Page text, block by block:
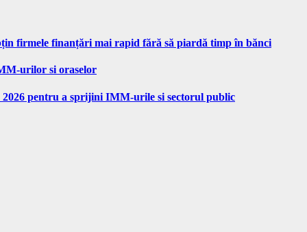
firmele finanțări mai rapid fără să piardă timp în bănci
urilor si oraselor
pentru a sprijini IMM-urile si sectorul public